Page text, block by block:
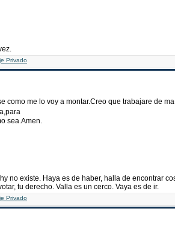
como me lo voy a montar.Creo que trabajare de
sea.Amen.
no existe. Haya es de haber, halla de encontrar
tu derecho. Valla es un cerco. Vaya es de ir.